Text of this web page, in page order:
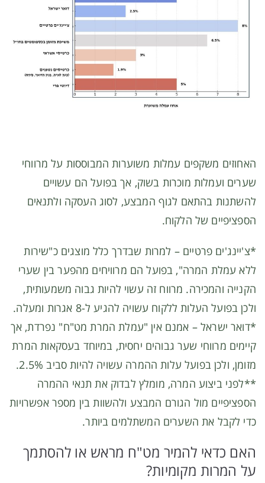
האחוזים משקפים עמלות משוערות המבוססות על מרווחי
שערים ועמלות מוכרות בשוק, אך בפועל הם עשויים
להשתנות בהתאם לגוף המבצע, לסוג העסקה ולתנאים
הספציפיים של הלקוח.
*צ'יינג'ים פרטיים – למרות שבדרך כלל מוצגים כ"שירות
ללא עמלת המרה", בפועל הם מרוויחים מהפער בין שערי
הקנייה והמכירה. מרווח זה עשוי להיות גבוה משמעותית,
ולכן בפועל העלות ללקוח עשויה להגיע ל-8 אגרות ומעלה.
*דואר ישראל – אמנם אין "עמלת המרת מט"ח" נפרדת, אך
קיימים מרווחי שער גבוהים יחסית, במיוחד בעסקאות המרת
מזומן, ולכן בפועל עלות ההמרה עשויה להיות סביב 2.5%.
**לפני ביצוע המרה, מומלץ לבדוק את תנאי ההמרה
הספציפיים מול הגורם המבצע ולהשוות בין מספר אפשרויות
כדי לקבל את השערים המשתלמים ביותר.
האם כדאי להמיר מט"ח מראש או להסתמך
על המרות מקומיות?